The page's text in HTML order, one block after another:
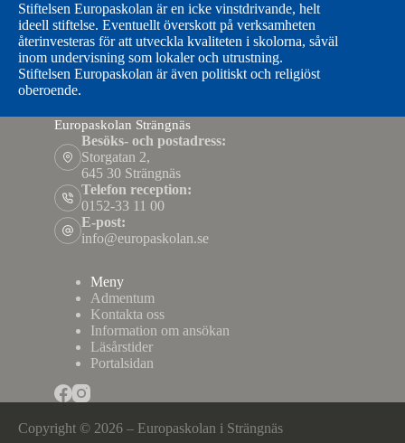
Stiftelsen Europaskolan är en icke vinstdrivande, helt
ideell stiftelse. Eventuellt överskott på verksamheten
återinvesteras för att utveckla kvaliteten i skolorna, såväl
inom undervisning som lokaler och utrustning.
Stiftelsen Europaskolan är även politiskt och religiöst
oberoende.
Europaskolan Strängnäs
Besöks- och postadress:
Storgatan 2,
645 30 Strängnäs
Telefon reception:
0152-33 11 00
E-post:
info@europaskolan.se
Meny
Admentum
Kontakta oss
Information om ansökan
Läsårstider
Portalsidan
Copyright © 2026 – Europaskolan i Strängnäs